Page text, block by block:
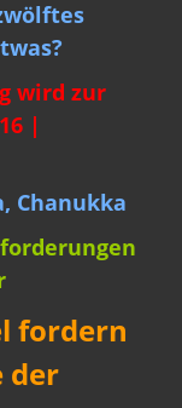
wird zur
|
Chanukka
fordern
der